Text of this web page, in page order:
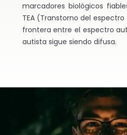
marcadores biológicos
TEA (Transtorno del
frontera entre el espectro
autista sigue siendo difusa.